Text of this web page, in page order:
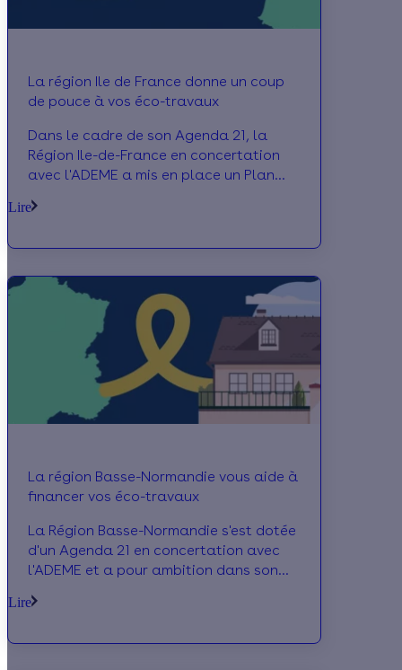
La région Ile de France donne un coup
de pouce à vos éco-travaux
Dans le cadre de son Agenda 21, la
Région Ile-de-France en concertation
avec l'ADEME a mis en place un Plan
maîtriser les c
Lire
La région Basse-Normandie vous aide à
financer vos éco-travaux
La Région Basse-Normandie s'est dotée
d'un Agenda 21 en concertation avec
l'ADEME et a pour ambition dans son
consom
Lire